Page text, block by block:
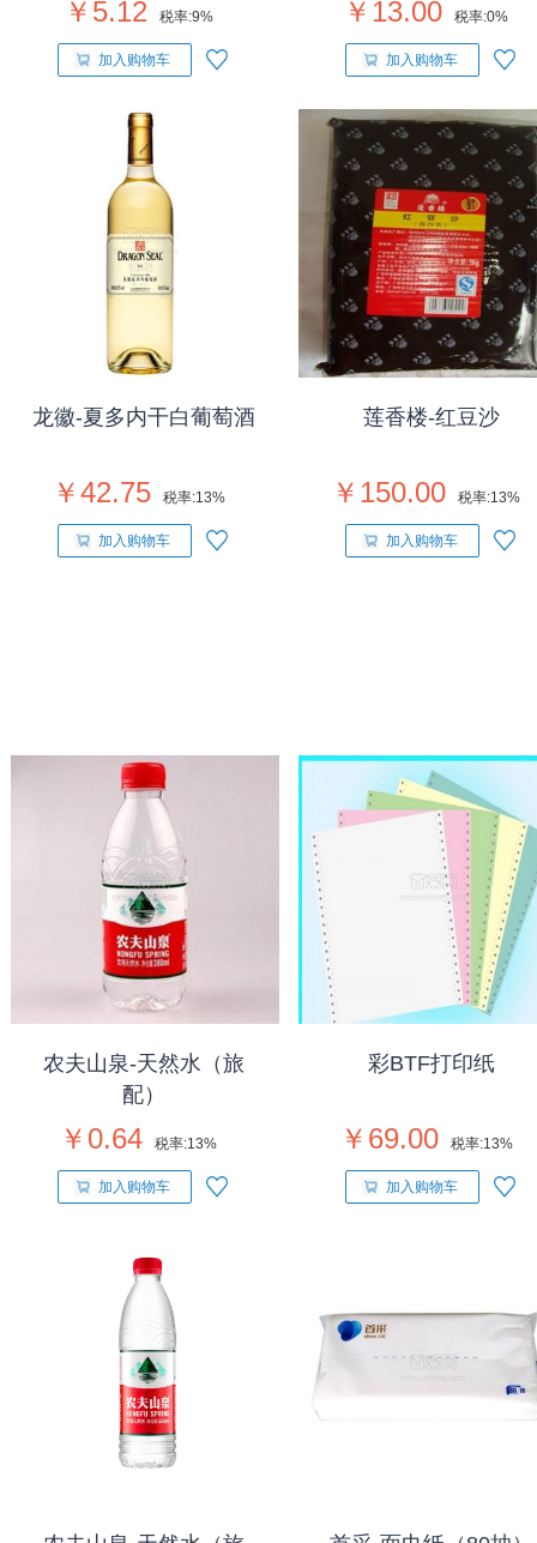
￥5.12 税率:9%
加入购物车
￥13.00 税率:0%
加入购物车
龙徽-夏多内干白葡萄酒
￥42.75 税率:13%
加入购物车
莲香楼-红豆沙
￥150.00 税率:13%
加入购物车
农夫山泉-天然水（旅
配）
￥0.64 税率:13%
加入购物车
彩BTF打印纸
￥69.00 税率:13%
加入购物车